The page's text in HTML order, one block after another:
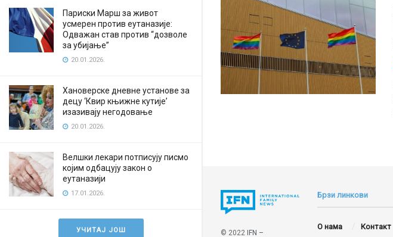
Париски Марш за живот
усмерен против еутаназије:
Одважан став против “дозволе
за убијање”
20.01.2026.
Хановерске дневне установе за
децу ‘Квир књижне кутије’
изазивају негодовање
20.01.2026.
Велшки лекари потписују писмо
којим одбацују закон о
еутаназији
17.01.2026.
УЧИТАЈ ЈОШ © 2022 IFN –
Брзи линкови
О нама Контакт